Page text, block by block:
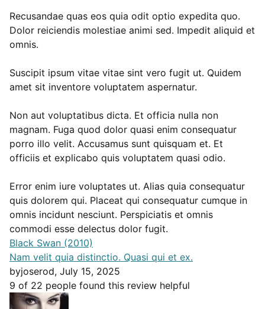
Recusandae quas eos quia odit optio expedita quo.
Dolor reiciendis molestiae animi sed. Impedit aliquid et
omnis.
Suscipit ipsum vitae vitae sint vero fugit ut. Quidem
amet sit inventore voluptatem aspernatur.
Non aut voluptatibus dicta. Et officia nulla non
magnam. Fuga quod dolor quasi enim consequatur
porro illo velit. Accusamus sunt quisquam et. Et
officiis et explicabo quis voluptatem quasi odio.
Error enim iure voluptates ut. Alias quia consequatur
quis dolorem qui. Placeat qui consequatur cumque in
omnis incidunt nesciunt. Perspiciatis et omnis
commodi esse delectus dolor fugit.
Black Swan (2010)
Nam velit quia distinctio. Quasi qui et ex.
byjoserod, July 15, 2025
9 of 22 people found this review helpful